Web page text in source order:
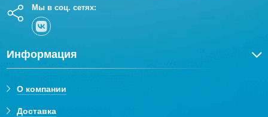
Мы в соц. сетях:
Информация
О компании
Доставка